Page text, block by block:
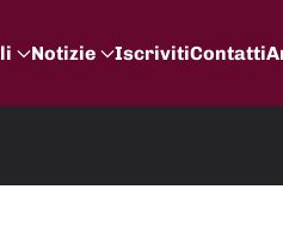
Notizie IscrivitiContatti